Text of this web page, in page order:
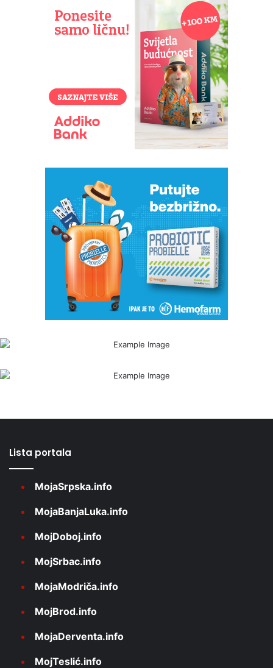
Lista portala
MojaSrpska.info
MojaBanjaLuka.info
MojDoboj.info
MojSrbac.info
MojaModriča.info
MojBrod.info
MojaDerventa.info
MojTeslić.info